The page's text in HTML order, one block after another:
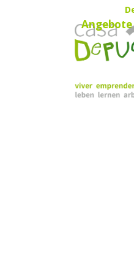
Angebote